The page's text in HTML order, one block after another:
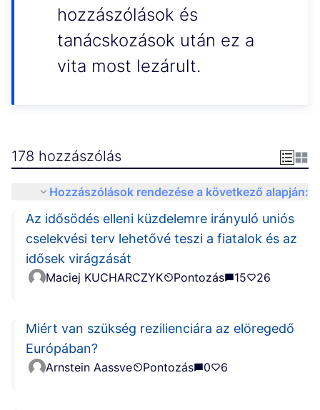
hozzászólások és
tanácskozások után ez a
vita most lezárult.
178 hozzászólás
Hozzászólások rendezése a következő alapján:
Az idősödés elleni küzdelemre irányuló uniós
cselekvési terv lehetővé teszi a fiatalok és az
idősek virágzását
Maciej KUCHARCZYK Pontozás 15 26
Miért van szükség rezilienciára az elöregedő
Európában?
Arnstein Aassve Pontozás 0 6